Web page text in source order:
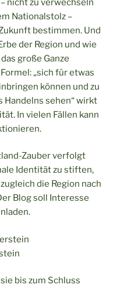
nicht zu verwechseln
Nationalstolz –
bestimmen. Und
der Region und wie
große Ganze
„sich für etwas
können und zu
Handelns sehen“ wirkt
In vielen Fällen kann
Zauber verfolgt
Identität zu stiften,
die Region nach
Blog soll Interesse
bis zum Schluss